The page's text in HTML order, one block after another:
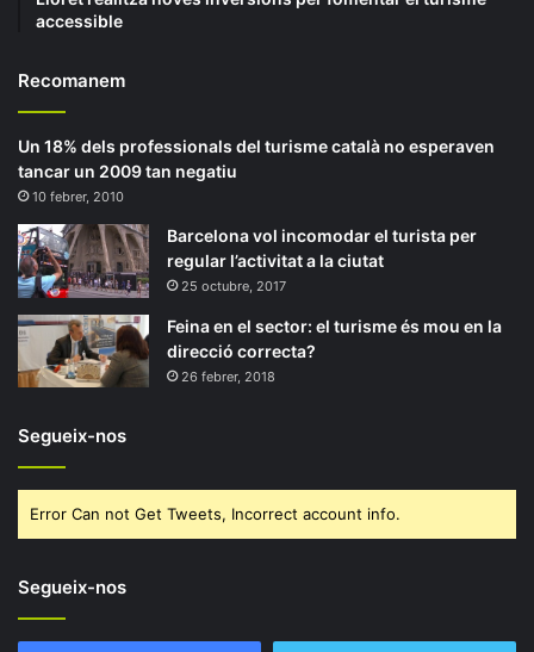
accessible
Recomanem
Un 18% dels professionals del turisme català no esperaven
tancar un 2009 tan negatiu
10 febrer, 2010
Barcelona vol incomodar el turista per
regular l’activitat a la ciutat
25 octubre, 2017
Feina en el sector: el turisme és mou en la
direcció correcta?
26 febrer, 2018
Segueix-nos
Error Can not Get Tweets, Incorrect account info.
Segueix-nos